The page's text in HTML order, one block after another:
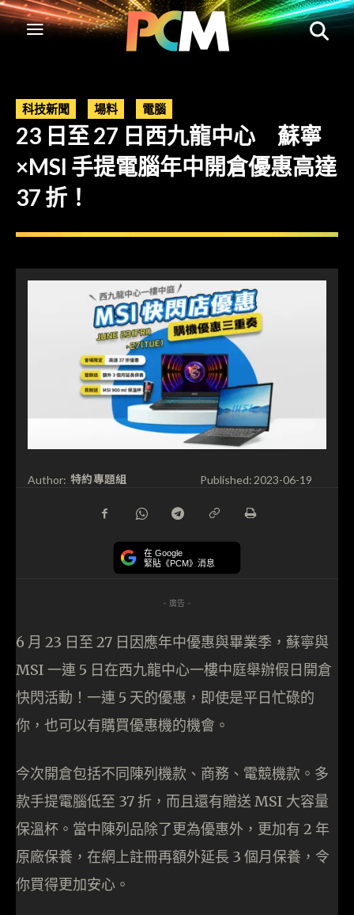
科技新聞 場料 電腦
23 日至 27 日西九龍中心 蘇寧
×MSI 手提電腦年中開倉優惠高達
37 折！
Author: 特約專題組 Published: 2023-06-19
在 Google
緊貼《PCM》消息
- 廣告 -
6 月 23 日至 27 日因應年中優惠與畢業季，蘇寧與
MSI 一連 5 日在西九龍中心一樓中庭舉辦假日開倉
快閃活動！一連 5 天的優惠，即使是平日忙碌的
你，也可以有購買優惠機的機會。
今次開倉包括不同陳列機款、商務、電競機款。多
款手提電腦低至 37 折，而且還有贈送 MSI 大容量
保溫杯。當中陳列品除了更為優惠外，更加有 2 年
原廠保養，在網上註冊再額外延長 3 個月保養，令
你買得更加安心。